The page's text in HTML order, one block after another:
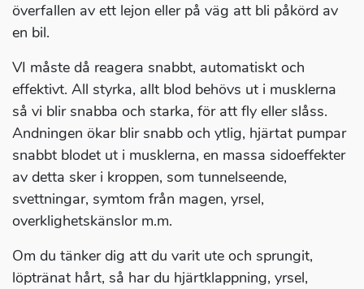
överfallen av ett lejon eller på väg att bli påkörd av
en bil.
VI måste då reagera snabbt, automatiskt och
effektivt. All styrka, allt blod behövs ut i musklerna
så vi blir snabba och starka, för att fly eller slåss.
Andningen ökar blir snabb och ytlig, hjärtat pumpar
snabbt blodet ut i musklerna, en massa sidoeffekter
av detta sker i kroppen, som tunnelseende,
svettningar, symtom från magen, yrsel,
overklighetskänslor m.m.
Om du tänker dig att du varit ute och sprungit,
löptränat hårt, så har du hjärtklappning, yrsel,